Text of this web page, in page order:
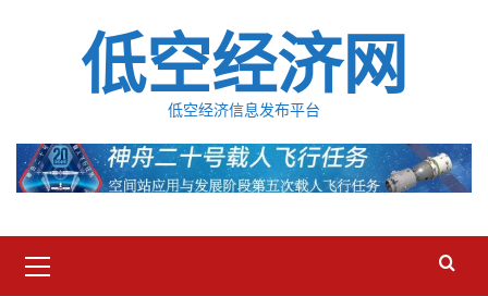
低空经济网
低空经济信息发布平台
Menu